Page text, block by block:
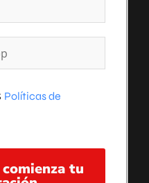
Políticas de
tu